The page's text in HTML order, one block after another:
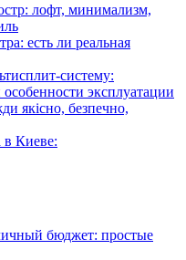
лофт, минимализм,
есть ли реальная
систему:
эксплуатации
якісно, безпечно,
в Киеве:
бюджет: простые